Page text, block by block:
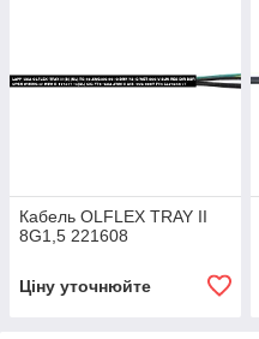
Кабель OLFLEX TRAY II
8G1,5 221608
Ціну уточнюйте